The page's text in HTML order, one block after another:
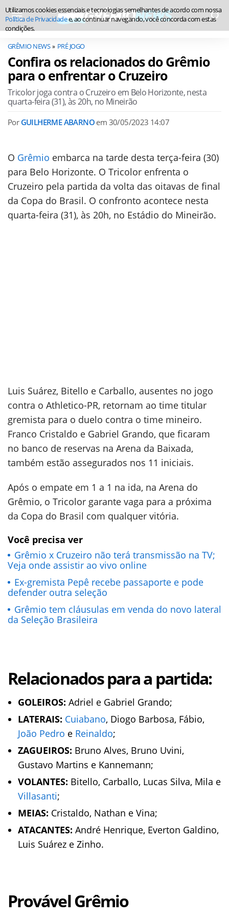
GRÊMIO NEWS PRÉ JOGO
Confira os relacionados do Grêmio
para o enfrentar o Cruzeiro
Tricolor joga contra o Cruzeiro em Belo Horizonte, nesta
quarta-feira (31), às 20h, no Mineirão
Por GUILHERME ABARNO em 30/05/2023 14:07
O Grêmio embarca na tarde desta terça-feira (30)
para Belo Horizonte. O Tricolor enfrenta o
Cruzeiro pela partida da volta das oitavas de final
da Copa do Brasil. O confronto acontece nesta
quarta-feira (31), às 20h, no Estádio do Mineirão.
Luis Suárez, Bitello e Carballo, ausentes no jogo
contra o Athletico-PR, retornam ao time titular
gremista para o duelo contra o time mineiro.
Franco Cristaldo e Gabriel Grando, que ficaram
no banco de reservas na Arena da Baixada,
também estão assegurados nos 11 iniciais.
Após o empate em 1 a 1 na ida, na Arena do
Grêmio, o Tricolor garante vaga para a próxima
da Copa do Brasil com qualquer vitória.
Você precisa ver
Grêmio x Cruzeiro não terá transmissão na TV;
Veja onde assistir ao vivo online
Ex-gremista Pepê recebe passaporte e pode
defender outra seleção
Grêmio tem cláusulas em venda do novo lateral
da Seleção Brasileira
Relacionados para a partida:
GOLEIROS: Adriel e Gabriel Grando;
LATERAIS: Cuiabano, Diogo Barbosa, Fábio,
João Pedro e Reinaldo;
ZAGUEIROS: Bruno Alves, Bruno Uvini,
Gustavo Martins e Kannemann;
VOLANTES: Bitello, Carballo, Lucas Silva, Mila e
Villasanti;
MEIAS: Cristaldo, Nathan e Vina;
ATACANTES: André Henrique, Everton Galdino,
Luis Suárez e Zinho.
Provável Grêmio
Utilizamos cookies essenciais e tecnologias semelhantes de acordo com nossa
Política de Privacidadee, ao continuar navegando, você concorda com estas
condições.